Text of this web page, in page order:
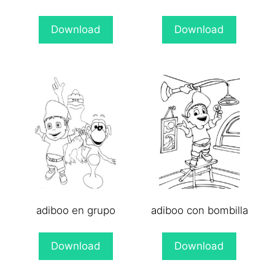
Download Download
adiboo en grupo
Download
adiboo con bombilla
Download